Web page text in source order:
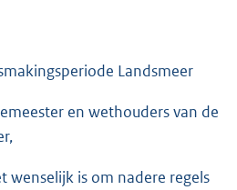
Landsmeer
en wethouders van de
wenselijk is om nadere regels